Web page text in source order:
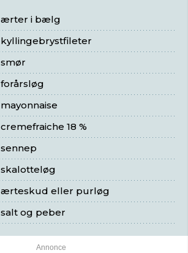
ærter i bælg
kyllingebrystfileter
smør
forårsløg
mayonnaise
cremefraiche 18 %
sennep
skalotteløg
ærteskud eller purløg
salt og peber